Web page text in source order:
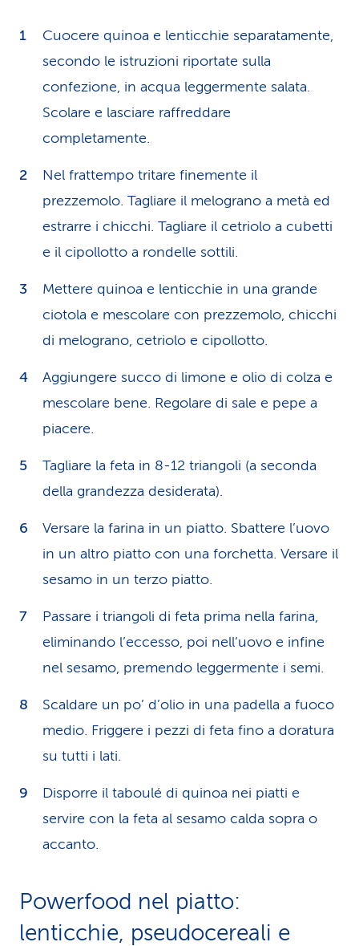
Cuocere quinoa e lenticchie separatamente,
secondo le istruzioni riportate sulla
confezione, in acqua leggermente salata.
Scolare e lasciare raffreddare
completamente.
Nel frattempo tritare finemente il
prezzemolo. Tagliare il melograno a metà ed
estrarre i chicchi. Tagliare il cetriolo a cubetti
e il cipollotto a rondelle sottili.
Mettere quinoa e lenticchie in una grande
ciotola e mescolare con prezzemolo, chicchi
di melograno, cetriolo e cipollotto.
Aggiungere succo di limone e olio di colza e
mescolare bene. Regolare di sale e pepe a
piacere.
Tagliare la feta in 8-12 triangoli (a seconda
della grandezza desiderata).
Versare la farina in un piatto. Sbattere l’uovo
in un altro piatto con una forchetta. Versare il
sesamo in un terzo piatto.
Passare i triangoli di feta prima nella farina,
eliminando l’eccesso, poi nell’uovo e infine
nel sesamo, premendo leggermente i semi.
Scaldare un po’ d’olio in una padella a fuoco
medio. Friggere i pezzi di feta fino a doratura
su tutti i lati.
Disporre il taboulé di quinoa nei piatti e
servire con la feta al sesamo calda sopra o
accanto.
Powerfood nel piatto:
lenticchie, pseudocereali e